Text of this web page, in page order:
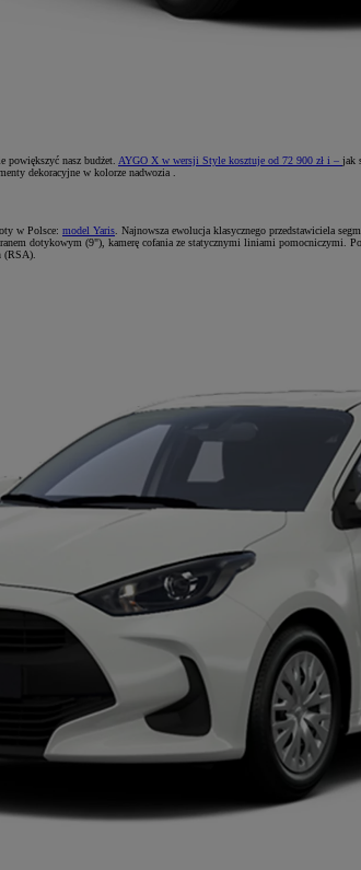
powiększyć nasz budżet. AYGO X w wersji Style kosztuje od 72 900 zł i – jak
dekoracyjne w kolorze nadwozia .
w Polsce: model Yaris . Najnowsza ewolucja klasycznego przedstawiciela
dotykowym (9"), kamerę cofania ze statycznymi liniami pomocniczymi.
(RSA).